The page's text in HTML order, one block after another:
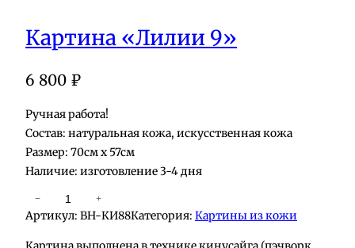
Картина «Лилии 9»
6 800 ₽
Ручная работа!
Состав: натуральная кожа, искусственная кожа
Размер: 70см х 57см
Наличие: изготовление 3-4 дня
о
л
− +
Артикул: BH-КИ88Категория: Картины из кожи